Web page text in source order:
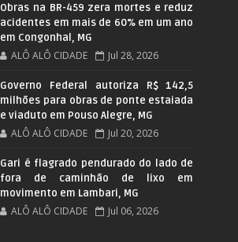
Obras na BR-459 zera mortes e reduz
acidentes em mais de 60% em um ano
em Congonhal, MG
ALÔ ALÔ CIDADE Jul 28, 2026
Governo Federal autoriza R$ 142,5
milhões para obras de ponte estaiada
e viaduto em Pouso Alegre, MG
ALÔ ALÔ CIDADE Jul 20, 2026
Gari é flagrado pendurado do lado de
fora de caminhão de lixo em
movimento em Lambari, MG
ALÔ ALÔ CIDADE Jul 06, 2026